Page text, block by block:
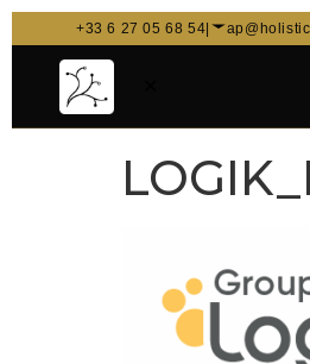
+33 6 27 05 68 54